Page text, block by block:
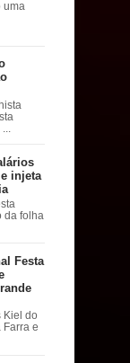
uma
injeta
da folha
Festa
Kiel do
Farra e